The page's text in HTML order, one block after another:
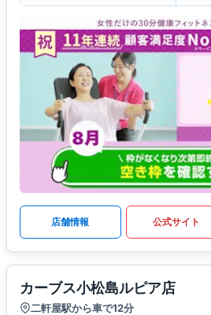
店舗情報 公式サイト
カーブス小松島ルピア店
二軒屋駅から車で12分